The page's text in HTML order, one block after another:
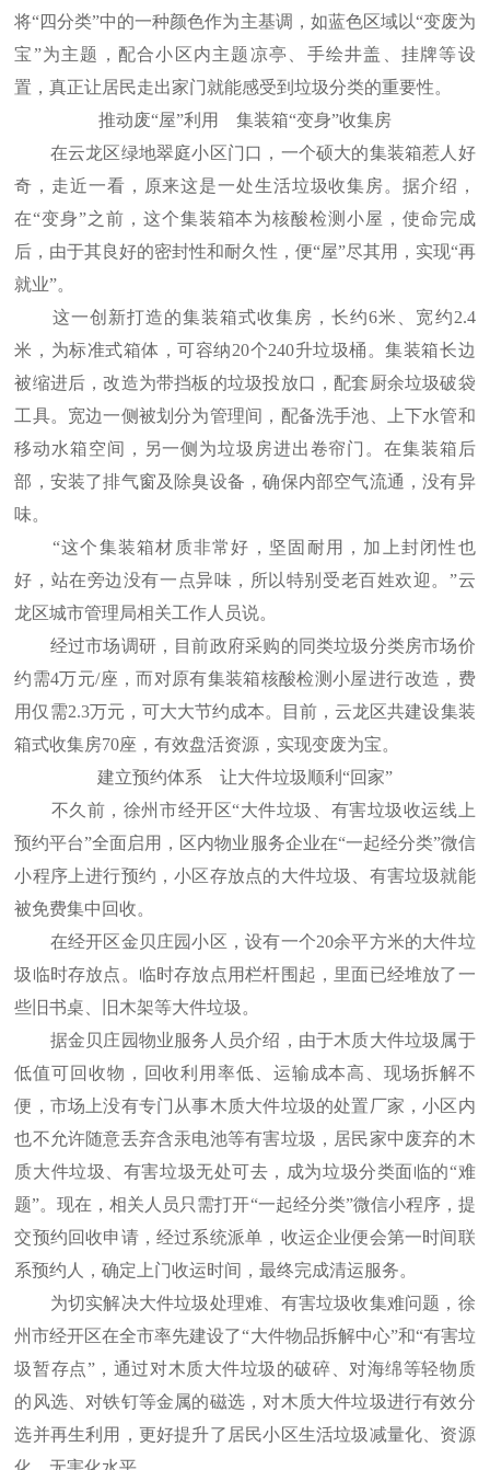
将“四分类”中的一种颜色作为主基调，如蓝色区域以“变废为
宝”为主题，配合小区内主题凉亭、手绘井盖、挂牌等设
置，真正让居民走出家门就能感受到垃圾分类的重要性。
推动废“屋”利用 集装箱“变身”收集房
在云龙区绿地翠庭小区门口，一个硕大的集装箱惹人好
奇，走近一看，原来这是一处生活垃圾收集房。据介绍，
在“变身”之前，这个集装箱本为核酸检测小屋，使命完成
后，由于其良好的密封性和耐久性，便“屋”尽其用，实现“再
就业”。
这一创新打造的集装箱式收集房，长约6米、宽约2.4
米，为标准式箱体，可容纳20个240升垃圾桶。集装箱长边
被缩进后，改造为带挡板的垃圾投放口，配套厨余垃圾破袋
工具。宽边一侧被划分为管理间，配备洗手池、上下水管和
移动水箱空间，另一侧为垃圾房进出卷帘门。在集装箱后
部，安装了排气窗及除臭设备，确保内部空气流通，没有异
味。
“这个集装箱材质非常好，坚固耐用，加上封闭性也
好，站在旁边没有一点异味，所以特别受老百姓欢迎。”云
龙区城市管理局相关工作人员说。
经过市场调研，目前政府采购的同类垃圾分类房市场价
约需4万元/座，而对原有集装箱核酸检测小屋进行改造，费
用仅需2.3万元，可大大节约成本。目前，云龙区共建设集装
箱式收集房70座，有效盘活资源，实现变废为宝。
建立预约体系 让大件垃圾顺利“回家”
不久前，徐州市经开区“大件垃圾、有害垃圾收运线上
预约平台”全面启用，区内物业服务企业在“一起经分类”微信
小程序上进行预约，小区存放点的大件垃圾、有害垃圾就能
被免费集中回收。
在经开区金贝庄园小区，设有一个20余平方米的大件垃
圾临时存放点。临时存放点用栏杆围起，里面已经堆放了一
些旧书桌、旧木架等大件垃圾。
据金贝庄园物业服务人员介绍，由于木质大件垃圾属于
低值可回收物，回收利用率低、运输成本高、现场拆解不
便，市场上没有专门从事木质大件垃圾的处置厂家，小区内
也不允许随意丢弃含汞电池等有害垃圾，居民家中废弃的木
质大件垃圾、有害垃圾无处可去，成为垃圾分类面临的“难
题”。现在，相关人员只需打开“一起经分类”微信小程序，提
交预约回收申请，经过系统派单，收运企业便会第一时间联
系预约人，确定上门收运时间，最终完成清运服务。
为切实解决大件垃圾处理难、有害垃圾收集难问题，徐
州市经开区在全市率先建设了“大件物品拆解中心”和“有害垃
圾暂存点”，通过对木质大件垃圾的破碎、对海绵等轻物质
的风选、对铁钉等金属的磁选，对木质大件垃圾进行有效分
选并再生利用，更好提升了居民小区生活垃圾减量化、资源